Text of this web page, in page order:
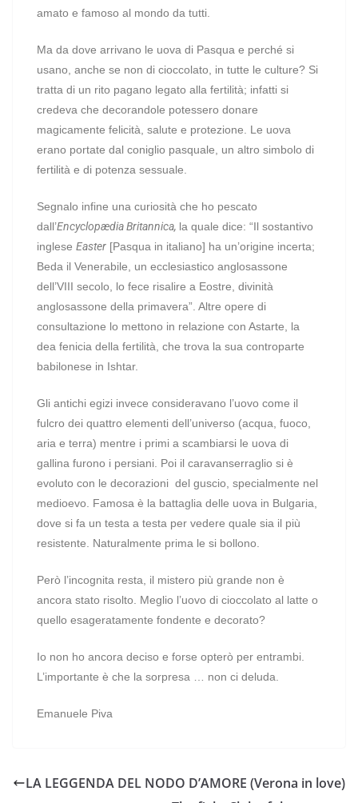
amato e famoso al mondo da tutti.
Ma da dove arrivano le uova di Pasqua e perché si
usano, anche se non di cioccolato, in tutte le culture? Si
tratta di un rito pagano legato alla fertilità; infatti si
credeva che decorandole potessero donare
magicamente felicità, salute e protezione. Le uova
erano portate dal coniglio pasquale, un altro simbolo di
fertilità e di potenza sessuale.
Segnalo infine una curiosità che ho pescato
dall’Encyclopædia Britannica, la quale dice: “Il sostantivo
inglese Easter [Pasqua in italiano] ha un’origine incerta;
Beda il Venerabile, un ecclesiastico anglosassone
dell’VIII secolo, lo fece risalire a Eostre, divinità
anglosassone della primavera”. Altre opere di
consultazione lo mettono in relazione con Astarte, la
dea fenicia della fertilità, che trova la sua controparte
babilonese in Ishtar.
Gli antichi egizi invece consideravano l’uovo come il
fulcro dei quattro elementi dell’universo (acqua, fuoco,
aria e terra) mentre i primi a scambiarsi le uova di
gallina furono i persiani. Poi il caravanserraglio si è
evoluto con le decorazioni del guscio, specialmente nel
medioevo. Famosa è la battaglia delle uova in Bulgaria,
dove si fa un testa a testa per vedere quale sia il più
resistente. Naturalmente prima le si bollono.
Però l’incognita resta, il mistero più grande non è
ancora stato risolto. Meglio l’uovo di cioccolato al latte o
quello esageratamente fondente e decorato?
Io non ho ancora deciso e forse opterò per entrambi.
L’importante è che la sorpresa … non ci deluda.
Emanuele Piva
LA LEGGENDA DEL NODO D’AMORE (Verona in love)